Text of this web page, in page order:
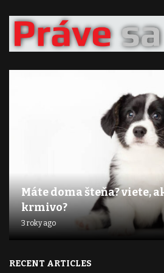
Máte doma šteňa? viete,
krmivo?
3 roky ago
RECENT ARTICLES